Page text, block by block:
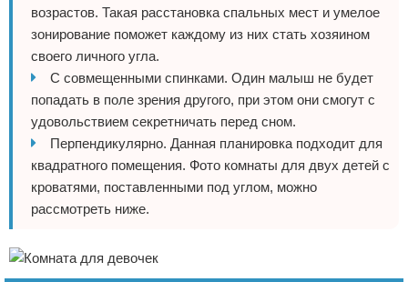
возрастов. Такая расстановка спальных мест и умелое
зонирование поможет каждому из них стать хозяином
своего личного угла.
С совмещенными спинками. Один малыш не будет
попадать в поле зрения другого, при этом они смогут с
удовольствием секретничать перед сном.
Перпендикулярно. Данная планировка подходит для
квадратного помещения. Фото комнаты для двух детей с
кроватями, поставленными под углом, можно
рассмотреть ниже.